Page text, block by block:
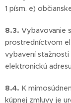
1 písm. e)
8.3. Vybavovanie
prostredníctvom
vybavení sťažnosti
elektronickú
8.4. K
kúpnej zmluvy je